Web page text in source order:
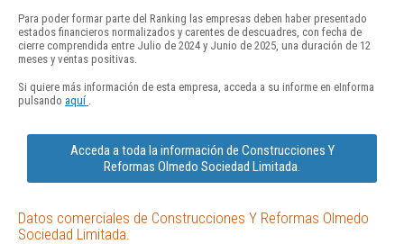
Para poder formar parte del Ranking las empresas deben haber presentado
estados financieros normalizados y carentes de descuadres, con fecha de
cierre comprendida entre Julio de 2024 y Junio de 2025, una duración de 12
meses y ventas positivas.
Si quiere más información de esta empresa, acceda a su informe en eInforma
pulsando aquí
Acceda a toda la información de Construcciones Y
Reformas Olmedo Sociedad Limitada.
Datos comerciales de Construcciones Y Reformas Olmedo
Sociedad Limitada.